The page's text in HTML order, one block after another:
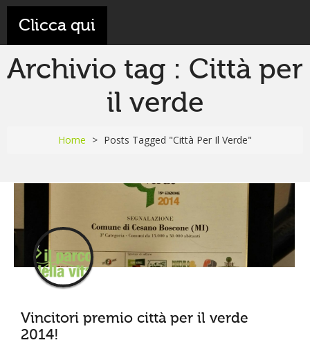
SOSTIENICI
SPAZIO FESTE
Clicca qui
Archivio tag : Città per
il verde
Home > Posts Tagged "Città Per Il Verde"
Vincitori premio città per il verde
2014!